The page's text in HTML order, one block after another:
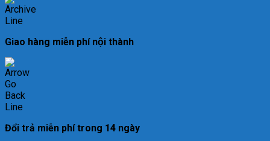
Giao hàng miễn phí nội thành
Đổi trả miễn phí trong 14 ngày